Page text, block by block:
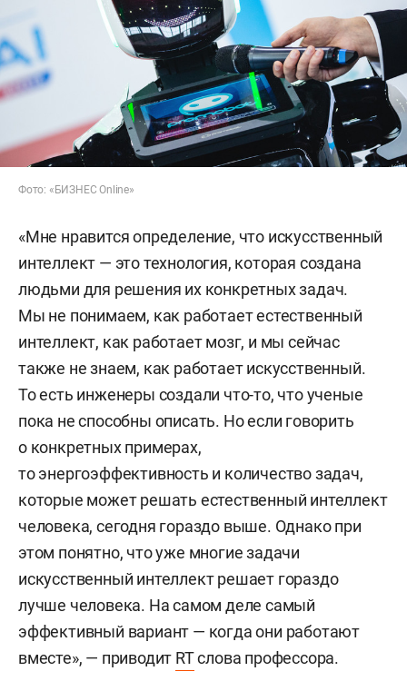
Фото: «БИЗНЕС Online»
«Мне нравится определение, что искусственный
интеллект — это технология, которая создана
людьми для решения их конкретных задач.
Мы не понимаем, как работает естественный
интеллект, как работает мозг, и мы сейчас
также не знаем, как работает искусственный.
То есть инженеры создали что-то, что ученые
пока не способны описать. Но если говорить
о конкретных примерах,
то энергоэффективность и количество задач,
которые может решать естественный интеллект
человека, сегодня гораздо выше. Однако при
этом понятно, что уже многие задачи
искусственный интеллект решает гораздо
лучше человека. На самом деле самый
эффективный вариант — когда они работают
вместе», — приводит RTслова профессора.